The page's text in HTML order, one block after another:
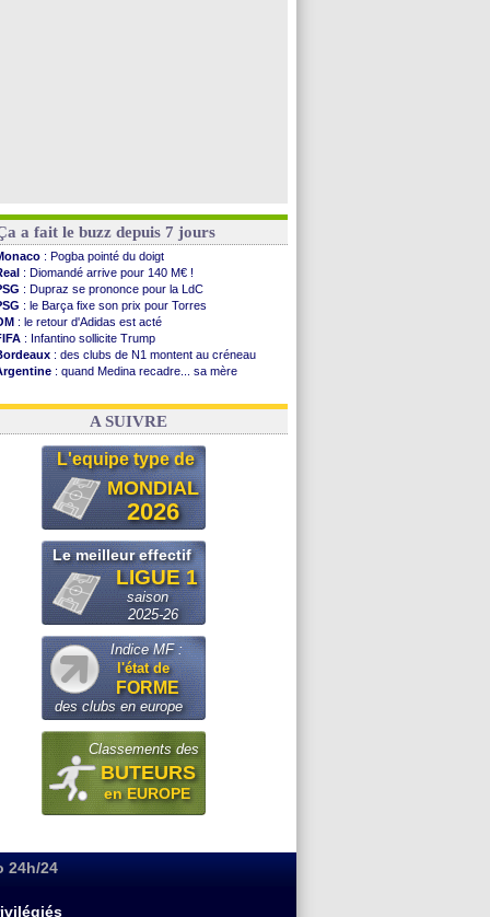
a fait le buzz depuis 7 jours
: Pogba pointé du doigt
: Diomandé arrive pour 140 M€ !
: Dupraz se prononce pour la LdC
: le Barça fixe son prix pour Torres
: le retour d'Adidas est acté
: Infantino sollicite Trump
: des clubs de N1 montent au créneau
: quand Medina recadre... sa mère
: Paixão attire un 2e club anglais
A SUIVRE
L'equipe type de
MONDIAL
2026
Le meilleur effectif
LIGUE 1
saison
2025-26
Indice MF :
l'état de
FORME
des clubs en europe
Classements des
BUTEURS
en EUROPE
24h/24